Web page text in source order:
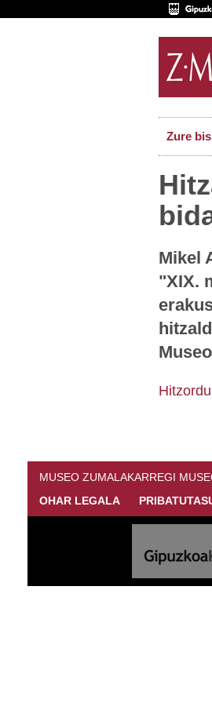
Zure
Mikel
"XIX.
MUSEO ZUMALAKARREGI
OHAR LEGALA